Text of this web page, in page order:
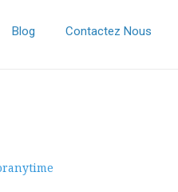
Blog Contactez Nous